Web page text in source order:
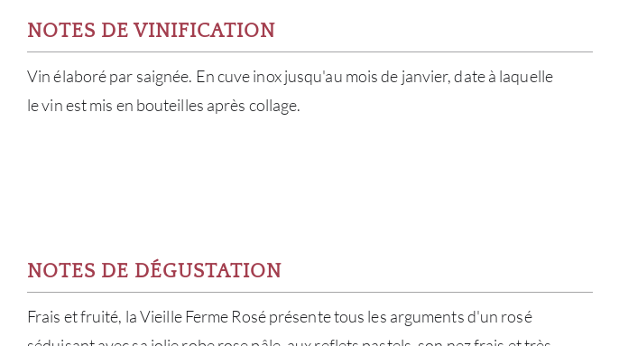
NOTES DE VINIFICATION
Vin élaboré par saignée. En cuve inox jusqu'au mois de janvier, date à laquelle
le vin est mis en bouteilles après collage.
NOTES DE DÉGUSTATION
Frais et fruité, la Vieille Ferme Rosé présente tous les arguments d'un rosé